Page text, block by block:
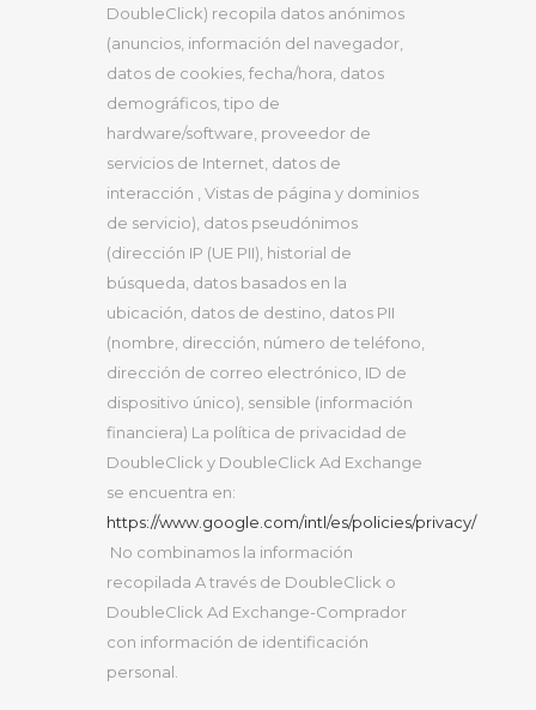
DoubleClick) recopila datos anónimos
(anuncios, información del navegador,
datos de cookies, fecha/hora, datos
demográficos, tipo de
hardware/software, proveedor de
servicios de Internet, datos de
interacción , Vistas de página y dominios
de servicio), datos pseudónimos
(dirección IP (UE PII), historial de
búsqueda, datos basados ​​en la
ubicación, datos de destino, datos PII
(nombre, dirección, número de teléfono,
dirección de correo electrónico, ID de
dispositivo único), sensible (información
financiera) La política de privacidad de
DoubleClick y DoubleClick Ad Exchange
se encuentra en:
https://www.google.com/intl/es/policies/privacy/
No combinamos la información
recopilada A través de DoubleClick o
DoubleClick Ad Exchange-Comprador
con información de identificación
personal.